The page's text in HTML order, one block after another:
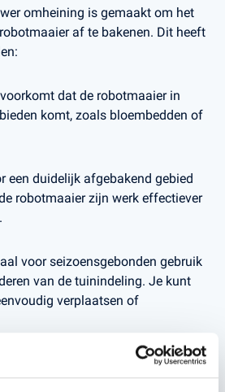
omheining is gemaakt om het
af te bakenen. Dit heeft
dat de robotmaaier in
komt, zoals bloembedden of
een duidelijk afgebakend gebied
robotmaaier zijn werk effectiever
voor seizoensgebonden gebruik
van de tuinindeling. Je kunt
verplaatsen of
: Het helpt om kwetsbare
te beschermen tegen het